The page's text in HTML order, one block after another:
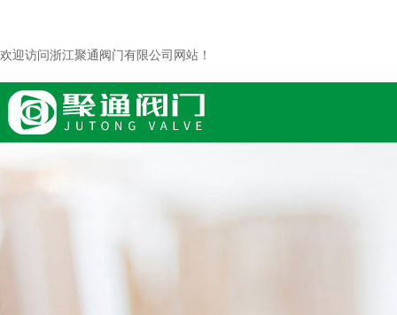
欢迎访问浙江聚通阀门有限公司网站！